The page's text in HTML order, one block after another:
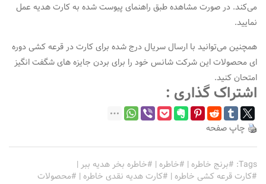
می‌کند. در صورت مشاهده طبق راهنمای پیوست شده به کارت هدیه عمل
نمایید.
همچنین می‌توانید با ارسال سریال درج شده برای کارت در قرعه کشی دوره
ای محصولات این شرکت شانس خود را برای بردن جایزه های شگفت انگیز
امتحان کنید.
اشتراک گذاری :
چاپ صفحه
Tags: برنج خاطره | خاطره | خاطره بخر هدیه ببر |
کارت قرعه کشی خاطره | کارت هدیه نقدی خاطره | محصولات